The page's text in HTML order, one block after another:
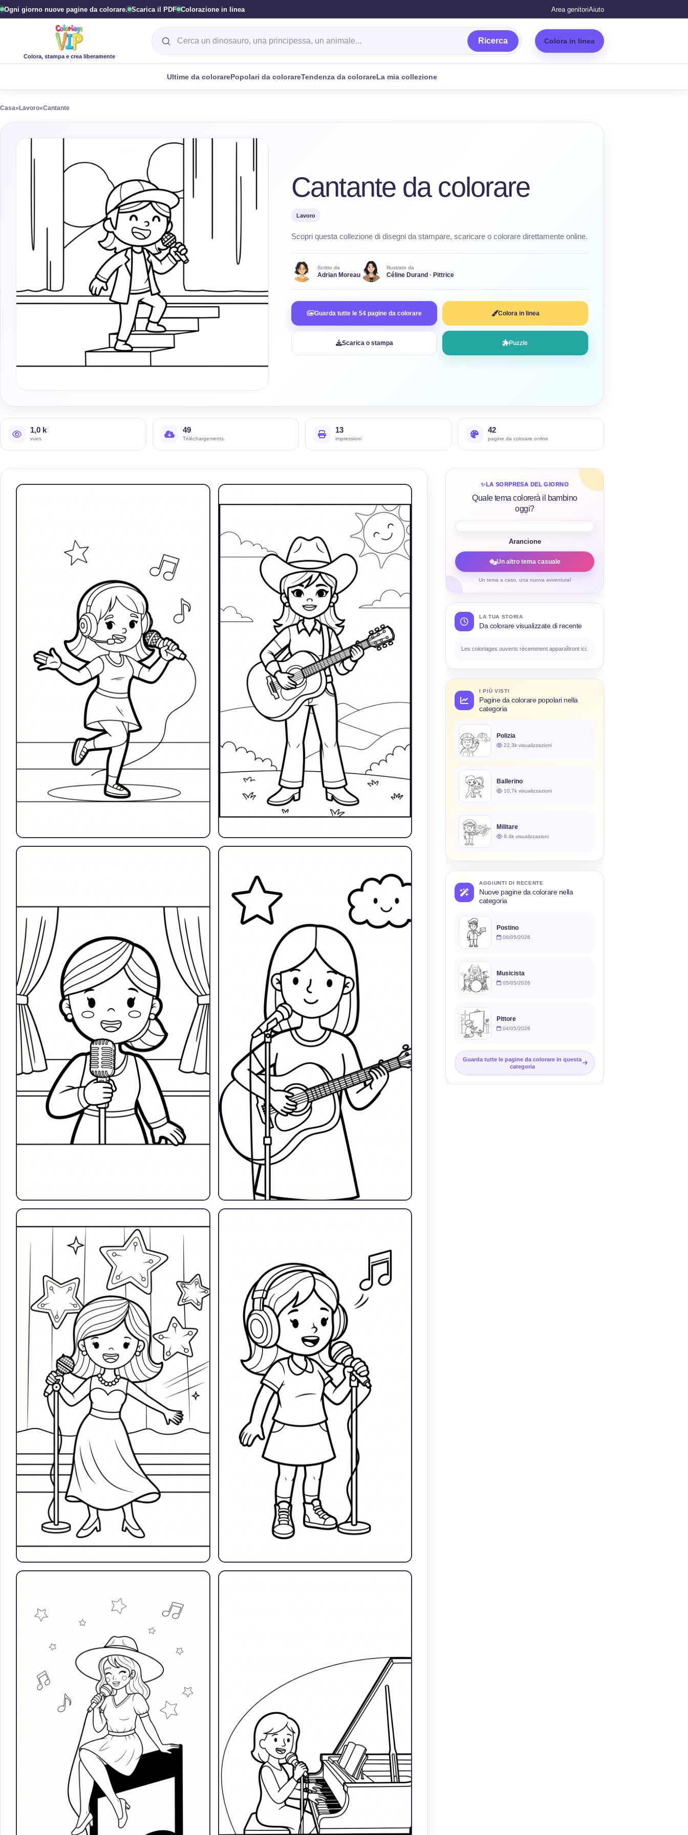
Ogni giorno nuove pagine da colorare. Scarica il PDF Colorazione in linea Area genitoriAiuto
Colora, stampa e crea liberamente
Cerca una pagina da colorare
Ricerca Colora in linea
Ultime da colorarePopolari da colorareTendenza da colorareLa mia collezione
Casa» Lavoro»Cantante
Cantante da colorare
Lavoro
Scopri questa collezione di disegni da stampare, scaricare o colorare direttamente online.
Scritto da
Adrian Moreau
Illustrato da
Céline Durand · Pittrice
Guarda tutte le 54 pagine da colorare Colora in linea
Scarica o stampa Puzzle
1,0 k
vues
49
Téléchargements
13
impressioni
42
pagine da colorare online
✨LA SORPRESA DEL GIORNO
Quale tema colorerà il bambino
oggi?
Arancione
Un altro tema casuale
Un tema a caso, una nuova avventura!
LA TUA STORIA
Da colorare visualizzate di recente
Les coloriages ouverts récemment apparaîtront ici.
I PIÙ VISTI
Pagine da colorare popolari nella
categoria
Polizia
22,3k visualizzazioni
Ballerino
10,7k visualizzazioni
Militare
9,4k visualizzazioni
AGGIUNTI DI RECENTE
Nuove pagine da colorare nella
categoria
Postino
06/05/2026
Musicista
05/05/2026
Pittore
04/05/2026
Guarda tutte le pagine da colorare in questa
categoria